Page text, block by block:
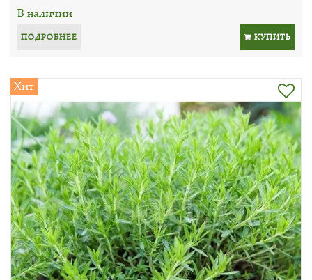
В наличии
ПОДРОБНЕЕ КУПИТЬ
Хит